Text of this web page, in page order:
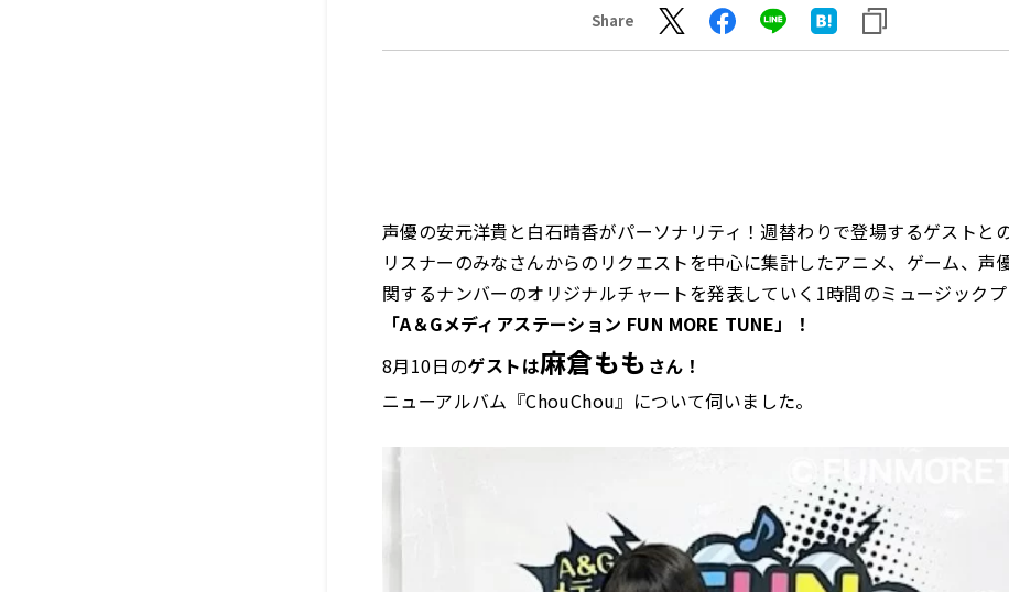
Share
声優の安元洋貴と白石晴香がパーソナリティ！週替わりで登場するゲストと
リスナーのみなさんからのリクエストを中心に集計したアニメ、ゲーム、声
関するナンバーのオリジナルチャートを発表していく1時間のミュージックプ
「A＆Gメディアステーション FUN MORE TUNE」！
8月10日のゲストは麻倉もも さん！
ニューアルバム『ChouChou』について伺いました。